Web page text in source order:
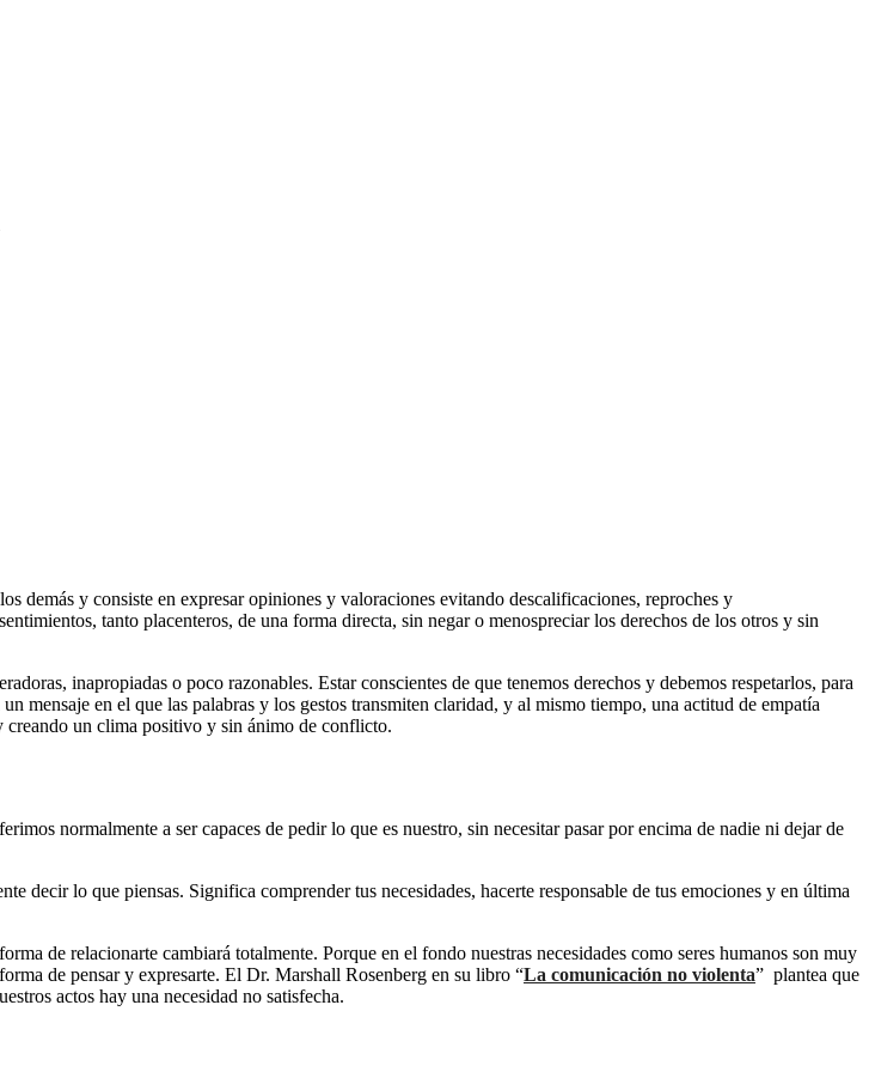
demás y consiste en expresar opiniones y valoraciones evitando descalificaciones, reproches y
tanto placenteros, de una forma directa, sin negar o menospreciar los derechos de los otros y sin
inapropiadas o poco razonables. Estar conscientes de que tenemos derechos y debemos respetarlos, para
un mensaje en el que las palabras y los gestos transmiten claridad, y al mismo tiempo, una actitud de empatía
creando un clima positivo y sin ánimo de conflicto.
normalmente a ser capaces de pedir lo que es nuestro, sin necesitar pasar por encima de nadie ni dejar de
decir lo que piensas. Significa comprender tus necesidades, hacerte responsable de tus emociones y en última
de relacionarte cambiará totalmente. Porque en el fondo nuestras necesidades como seres humanos son muy
de pensar y expresarte. El Dr. Marshall Rosenberg en su libro “La comunicación no violenta” plantea que
actos hay una necesidad no satisfecha.